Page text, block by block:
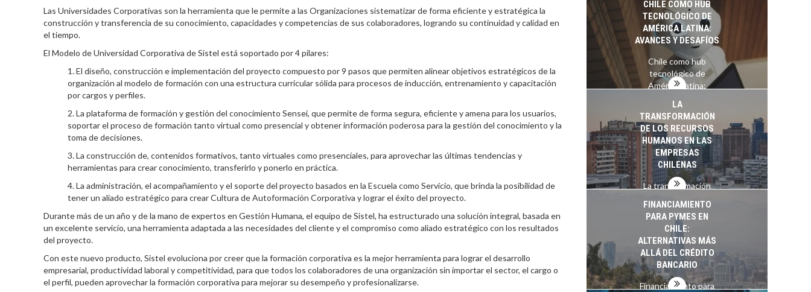
Las Universidades Corporativas son la herramienta que le permite a las Organizaciones sistematizar de forma eficiente y estratégica la
construcción y transferencia de su conocimiento, capacidades y competencias de sus colaboradores, logrando su continuidad y calidad en
el tiempo.
El Modelo de Universidad Corporativa de Sistel está soportado por 4 pilares:
El diseño, construcción e implementación del proyecto compuesto por 9 pasos que permiten alinear objetivos estratégicos de la
organización al modelo de formación con una estructura curricular sólida para procesos de inducción, entrenamiento y capacitación
por cargos y perfiles.
La plataforma de formación y gestión del conocimiento Sensei, que permite de forma segura, eficiente y amena para los usuarios,
soportar el proceso de formación tanto virtual como presencial y obtener información poderosa para la gestión del conocimiento y la
toma de decisiones.
La construcción de, contenidos formativos, tanto virtuales como presenciales, para aprovechar las últimas tendencias y
herramientas para crear conocimiento, transferirlo y ponerlo en práctica.
La administración, el acompañamiento y el soporte del proyecto basados en la Escuela como Servicio, que brinda la posibilidad de
tener un aliado estratégico para crear Cultura de Autoformación Corporativa y lograr el éxito del proyecto.
Durante más de un año y de la mano de expertos en Gestión Humana, el equipo de Sistel, ha estructurado una solución integral, basada en
un excelente servicio, una herramienta adaptada a las necesidades del cliente y el compromiso como aliado estratégico con los resultados
del proyecto.
Con este nuevo producto, Sistel evoluciona por creer que la formación corporativa es la mejor herramienta para lograr el desarrollo
empresarial, productividad laboral y competitividad, para que todos los colaboradores de una organización sin importar el sector, el cargo o
el perfil, pueden aprovechar la formación corporativa para mejorar su desempeño y profesionalizarse.
CHILE COMO HUB
TECNOLÓGICO DE
AMÉRICA LATINA:
AVANCES Y DESAFÍOS
Chile como hub
tecnológico de
América Latina:
LA
TRANSFORMACIÓN
DE LOS RECURSOS
HUMANOS EN LAS
EMPRESAS
CHILENAS
La transformación
recursos humanos en
las empresas…
FINANCIAMIENTO
PARA PYMES EN
CHILE:
ALTERNATIVAS MÁS
ALLÁ DEL CRÉDITO
BANCARIO
Financiamiento para